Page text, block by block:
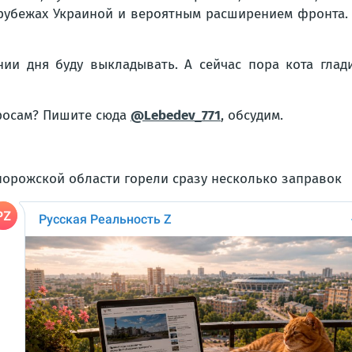
Украиной и вероятным расширением
дня буду выкладывать. А сейчас пора кота
Пишите сюда @Lebedev_771, обсудим.